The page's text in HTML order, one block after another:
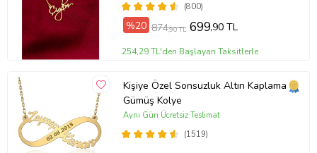
(800)
%20 874,90 TL 699,90 TL
254,29 TL'den Başlayan Taksitlerle
Kişiye Özel Sonsuzluk Altın Kaplama
Gümüş Kolye
(1519)
Aynı Gün Ücretsiz Teslimat